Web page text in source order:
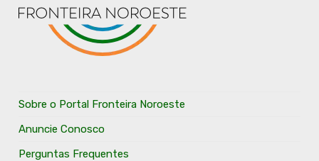
Sobre o Portal Fronteira Noroeste
Anuncie Conosco
Perguntas Frequentes